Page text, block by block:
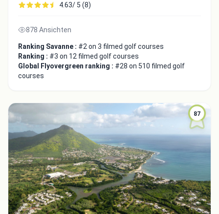
4.63/ 5 (8)
878 Ansichten
Ranking Savanne : #2 on 3 filmed golf courses
Ranking : #3 on 12 filmed golf courses
Global Flyovergreen ranking : #28 on 510 filmed golf
courses
87